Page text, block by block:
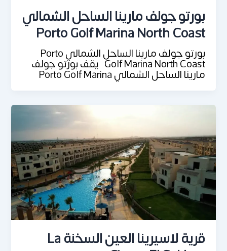
بورتو جولف مارينا الساحل الشمالي
Porto Golf Marina North Coast
بورتو جولف مارينا الساحل الشمالي Porto
Golf Marina North Coast يقف بورتو جولف
مارينا الساحل الشمالي Porto Golf Marina
قرية لاسيرينا العين السخنة La